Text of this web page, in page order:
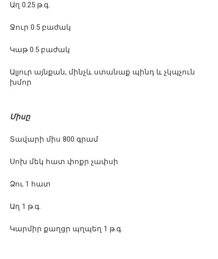
Աղ 0.25 թ.գ.
Ջուր 0.5 բաժակ
Կաթ 0.5 բաժակ
Ալյուր այնքան, մինչև ստանաք պինդ և չկպչուն
խմոր
Միսը
Տավարի միս 800 գրամ
Սոխ մեկ հատ փոքր չափսի
Ձու 1 հատ
Աղ 1 թ.գ.
Կարմիր քաղցր պղպեղ 1 թ.գ.